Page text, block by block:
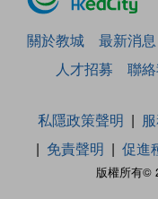
關於教城 最新消息
人才招募
聯
版權所有©
私隱政策聲明
免責聲明
促進